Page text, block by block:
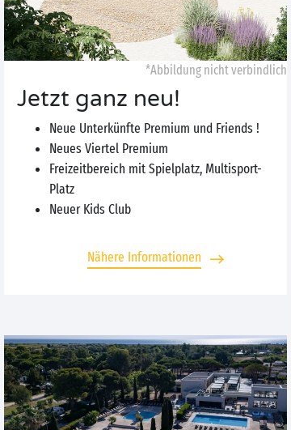
*Abbildung nicht verbindlich
Jetzt ganz neu!
Neue Unterkünfte Premium und Friends !
Neues Viertel Premium
Freizeitbereich mit Spielplatz, Multisport-
Platz
Neuer Kids Club
Nähere Informationen